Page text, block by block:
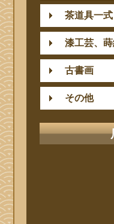
茶道具一式
漆工芸、蒔
古書画
その他